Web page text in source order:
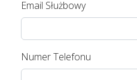
Email Służbowy
Numer Telefonu